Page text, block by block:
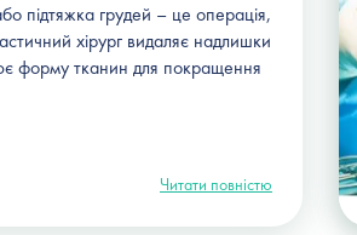
підтяжка грудей – це операція,
хірург видаляє надлишки
форму тканин для покращення
Читати повністю